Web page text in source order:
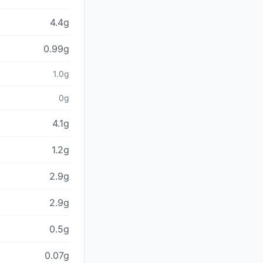
4.4g
0.99g
1.0g
0g
4.1g
1.2g
2.9g
2.9g
0.5g
0.07g